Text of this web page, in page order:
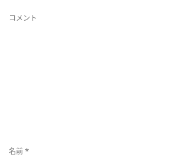
コメント
名前*